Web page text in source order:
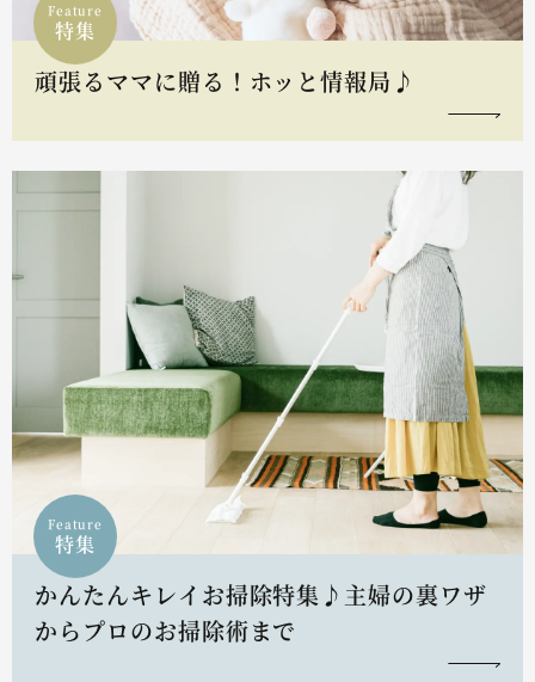
Feature
特集
頑張るママに贈る！ホッと情報局♪
Feature
特集
かんたんキレイお掃除特集♪主婦の裏ワザ
からプロのお掃除術まで